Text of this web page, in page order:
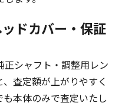
ドカバー・保証
シャフト・調整用レン
査定額が上がりやすく
本体のみで査定いたし